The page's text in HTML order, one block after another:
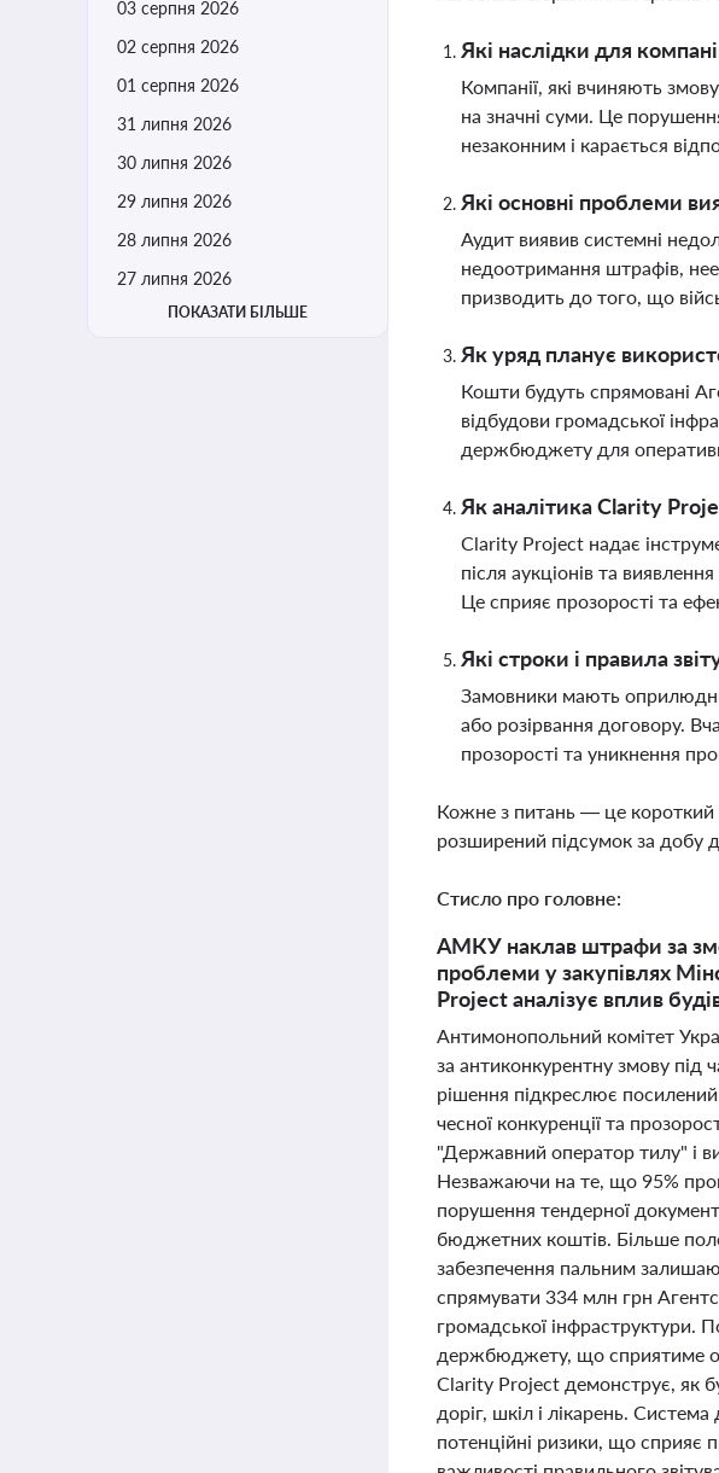
03 серпня 2026
02 серпня 2026
01 серпня 2026
31 липня 2026
30 липня 2026
29 липня 2026
28 липня 2026
27 липня 2026
ПОКАЗАТИ БІЛЬШЕ
Які наслідки для
Компанії, які вчиняють
на значні суми. Це
незаконним і карається
Які основні проблеми
Аудит виявив системні
недоотримання штрафів,
призводить до того, що
Як уряд планує
Кошти будуть спрямовані
відбудови громадської
держбюджету для
Як аналітика Clarity
Clarity Project надає
після аукціонів та
Це сприяє прозорості та
Які строки і правила
Замовники мають
або розірвання договору.
прозорості та уникнення
Кожне з питань — це короткий
розширений підсумок за добу
Стисло про головне:
АМКУ наклав штрафи за
проблеми у закупівлях
Project аналізує вплив
Антимонопольний комітет
за антиконкурентну змову під
рішення підкреслює
чесної конкуренції та
"Державний оператор тилу" і
Незважаючи на те, що 95%
порушення тендерної
бюджетних коштів. Більше
забезпечення пальним
спрямувати 334 млн грн
громадської інфраструктури.
держбюджету, що сприятиме
Clarity Project демонструє, як
доріг, шкіл і лікарень. Система
потенційні ризики, що сприяє